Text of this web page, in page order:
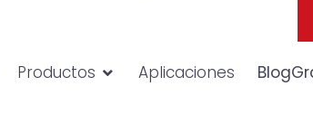
Productos Aplicaciones